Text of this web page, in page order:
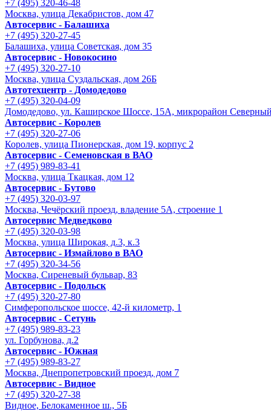
+7 (495) 320-46-48
Москва, улица Декабристов, дом 47
Автосервис - Балашиха
+7 (495) 320-27-45
Балашиха, улица Советская, дом 35
Автосервис - Новокосино
+7 (495) 320-27-10
Москва, улица Суздальская, дом 26Б
Автотехцентр - Домодедово
+7 (495) 320-04-09
Домодедово, ул. Каширское Шоссе, 15А, микрорайон
Автосервис - Королев
+7 (495) 320-27-06
Королев, улица Пионерская, дом 19, корпус 2
Автосервис - Семеновская в ВАО
+7 (495) 989-83-41
Москва, улица Ткацкая, дом 12
Автосервис - Бутово
+7 (495) 320-03-97
Москва, Чечёрский проезд, владение 5А, строение 1
Автосервис Медведково
+7 (495) 320-03-98
Москва, улица Широкая, д.3, к.3
Автосервис - Измайлово в ВАО
+7 (495) 320-34-56
Москва, Сиреневый бульвар, 83
Автосервис - Подольск
+7 (495) 320-27-80
Симферопольское шоссе, 42-й километр, 1
Автосервис - Сетунь
+7 (495) 989-83-23
ул. Горбунова, д.2
Автосервис - Южная
+7 (495) 989-83-27
Москва, Днепропетровский проезд, дом 7
Автосервис - Видное
+7 (495) 320-27-38
Видное, Белокаменное ш., 5Б